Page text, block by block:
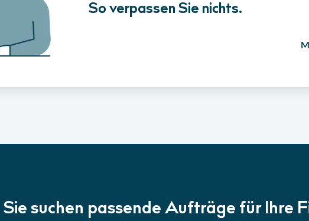
So verpassen Sie nichts.
Sie suchen passende Aufträge für Ihre